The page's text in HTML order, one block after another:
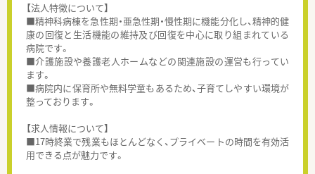
【法人特徴について】
■精神科病棟を急性期・亜急性期・慢性期に機能分化し、精神的健
康の回復と生活機能の維持及び回復を中心に取り組まれている
病院です。
■介護施設や養護老人ホームなどの関連施設の運営も行ってい
ます。
■病院内に保育所や無料学童もあるため、子育てしやすい環境が
整っております。
【求人情報について】
■17時終業で残業もほとんどなく、プライベートの時間を有効活
用できる点が魅力です。